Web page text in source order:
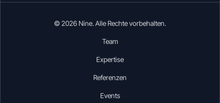
© 2026 Nine. Alle Rechte vorbehalten.
Team
Expertise
Referenzen
Events